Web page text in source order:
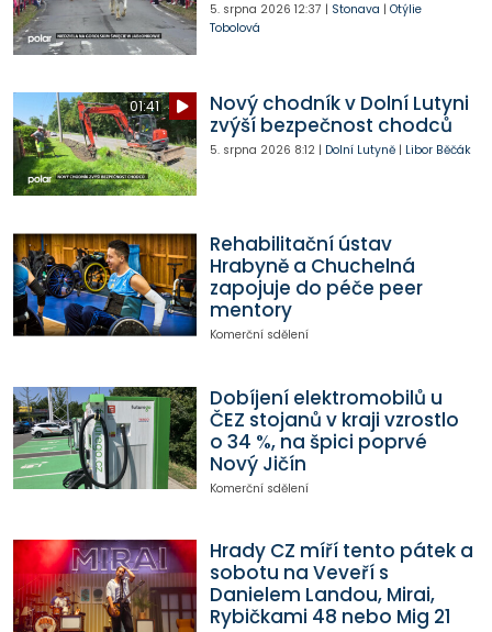
5. srpna 2026 12:37 | Stonava | Otýlie
Tobolová
01:41
Nový chodník v Dolní Lutyni
zvýší bezpečnost chodců
5. srpna 2026 8:12| Dolní Lutyně| Libor Běčák
Rehabilitační ústav
Hrabyně a Chuchelná
zapojuje do péče peer
mentory
Komerční sdělení
Dobíjení elektromobilů u
ČEZ stojanů v kraji vzrostlo
o 34 %, na špici poprvé
Nový Jičín
Komerční sdělení
Hrady CZ míří tento pátek a
sobotu na Veveří s
Danielem Landou, Mirai,
Rybičkami 48 nebo Mig 21